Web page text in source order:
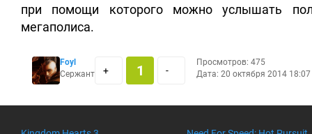
при помощи которого можно услышать
мегаполиса.
Foyl
Сержант
+ 1 -
Просмотров: 475
Дата: 20 октября 2014 18:07